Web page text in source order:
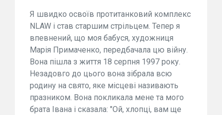
Я швидко освоїв протитанковий комплекс
NLAW і став старшим стрільцем. Тепер я
впевнений, що моя бабуся, художниця
Марія Примаченко, передбачала цю війну.
Вона пішла з життя 18 серпня 1997 року.
Незадовго до цього вона зібрала всю
родину на свято, яке місцеві називають
празником. Вона покликала мене та мого
брата Івана і сказала: "Ой, хлопці, вам ще